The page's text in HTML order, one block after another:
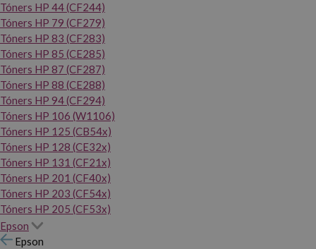
Tóners HP 44 (CF244)
Tóners HP 79 (CF279)
Tóners HP 83 (CF283)
Tóners HP 85 (CE285)
Tóners HP 87 (CF287)
Tóners HP 88 (CE288)
Tóners HP 94 (CF294)
Tóners HP 106 (W1106)
Tóners HP 125 (CB54x)
Tóners HP 128 (CE32x)
Tóners HP 131 (CF21x)
Tóners HP 201 (CF40x)
Tóners HP 203 (CF54x)
Tóners HP 205 (CF53x)
Epson
Epson